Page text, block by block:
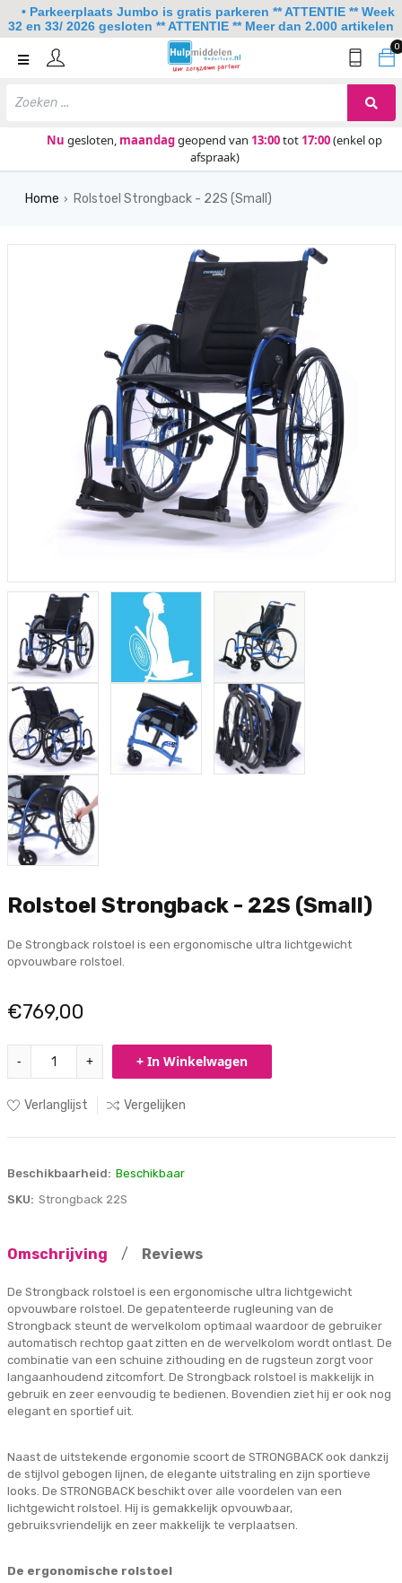
0
Nu gesloten, maandaggeopend van 13:00tot 17:00(enkel op
afspraak)
Home
Keuken
Home › Rolstoel Strongback - 22S (Small)
Rolstoel Strongback - 22S (Small)
De Strongback rolstoel is een ergonomische ultra lichtgewicht
opvouwbare rolstoel.
€769,00
- + + In Winkelwagen
Verlanglijst Vergelijken
Beschikbaarheid: Beschikbaar
SKU: Strongback 22S
Omschrijving / Reviews
De Strongback rolstoel is een ergonomische ultra lichtgewicht
opvouwbare rolstoel. De gepatenteerde rugleuning van de
Strongback steunt de wervelkolom optimaal waardoor de gebruiker
automatisch rechtop gaat zitten en de wervelkolom wordt ontlast. De
combinatie van een schuine zithouding en de rugsteun zorgt voor
langaanhoudend zitcomfort. De Strongback rolstoel is makkelijk in
gebruik en zeer eenvoudig te bedienen. Bovendien ziet hij er ook nog
elegant en sportief uit.
Naast de uitstekende ergonomie scoort de STRONGBACK ook dankzij
de stijlvol gebogen lijnen, de elegante uitstraling en zijn sportieve
looks. De STRONGBACK beschikt over alle voordelen van een
lichtgewicht rolstoel. Hij is gemakkelijk opvouwbaar,
gebruiksvriendelijk en zeer makkelijk te verplaatsen.
De ergonomische rolstoel
• Parkeerplaats Jumbo is gratis parkeren ** ATTENTIE ** Week
32 en 33/ 2026 gesloten ** ATTENTIE ** Meer dan 2.000 artikelen